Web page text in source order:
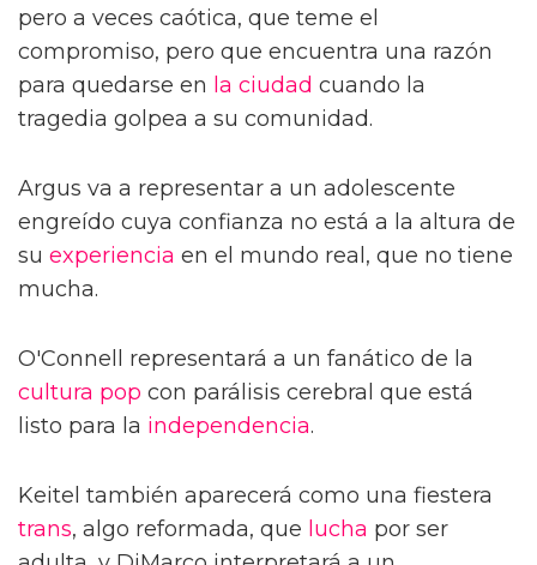
pero a veces caótica, que teme el
compromiso, pero que encuentra una razón
para quedarse en la ciudad cuando la
tragedia golpea a su comunidad.
Argus va a representar a un adolescente
engreído cuya confianza no está a la altura de
su experiencia en el mundo real, que no tiene
mucha.
O'Connell representará a un fanático de la
cultura pop con parálisis cerebral que está
listo para la independencia.
Keitel también aparecerá como una fiestera
trans, algo reformada, que lucha por ser